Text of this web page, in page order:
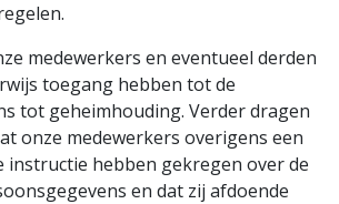
medewerkers en eventueel derden
toegang hebben tot de
tot geheimhouding. Verder dragen
onze medewerkers overigens een
instructie hebben gekregen over de
en dat zij afdoende